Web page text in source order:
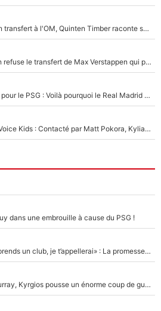
En plein cauchemar après son transfert à l'OM, Quinten Timber raconte ses doutes après sa signature à Marseille
F1 - Une légende de McLaren refuse le transfert de Max Verstappen qui pourrait «faire des vagues» et plomber l'ambiance dans l'équipe
Yan Diomandé était trop cher pour le PSG : Voilà pourquoi le Real Madrid a accepté de payer la somme record de 140M€ pour boucler son transfert !
De l'équipe de France à The Voice Kids : Contacté par Matt Pokora, Kylian Mbappé a accepté de jouer un rôle inédit sur TF1 !
dans une embrouille à cause du PSG !
Mercato - OM - «Dès que je prends un club, je t’appellerai» : La promesse de Marcelino au moment de claquer la porte
Victime de racisme contre Murray, Kyrgios pousse un énorme coup de gueule !